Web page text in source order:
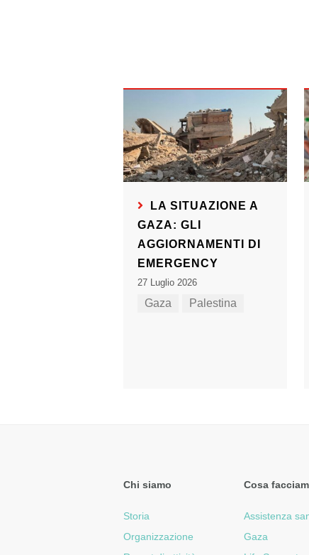
LA SITUAZIONE A
GAZA: GLI
AGGIORNAMENTI DI
EMERGENCY
27 Luglio 2026
Gaza Palestina
Chi siamo
Storia
Organizzazione
Cosa
Assistenza
Gaza